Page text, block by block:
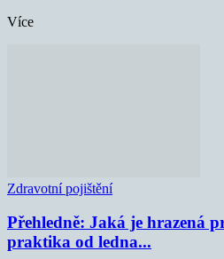
Více
Zdravotní pojištění
Přehledně: Jaká je hrazená
praktika od ledna...